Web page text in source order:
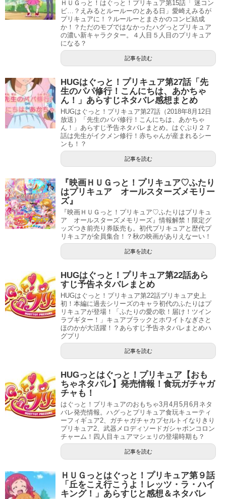
ＨＵＧっと！はぐっと！プリキュア第15話「 迷コン
ビ…？えみるとルールーのとある日」愛崎えみるが
プリキュアに！？ルールーとまさかのコンビ結成
か！？ただのモブではなかったハグっとプリキュア
の濃い新キャラクター。４人目５人目のプリキュア
になる？
記事を読む
HUGはぐっと！プリキュア第27話「先
生のパパ修行！こんにちは、あかちゃ
ん！」あらすじネタバレ感想まとめ
HUGはぐっと！プリキュア第27話（2018年8月12日
放送）「先生のパパ修行！こんにちは、あかちゃ
ん！」あらすじ予告ネタバレまとめ。はぐぷり２７
話は先生がイクメン修行！赤ちゃんが産まれるシー
ンも！？
記事を読む
『映画ＨＵＧっと！プリキュア♡ふたり
はプリキュア オールスターズメモリー
ズ』
『映画ＨＵＧっと！プリキュア♡ふたりはプリキュ
ア オールスターズメモリーズ』情報解禁！限定グ
ッズつき前売り券販売も。初代プリキュアと歴代プ
リキュアが全員集合！？秋の映画がありえなーい！
記事を読む
HUGはぐっと！プリキュア第22話あら
すじ予告ネタバレまとめ
HUGはぐっと！プリキュア第22話プリキュア史上
初！本編に過去シリーズのキャラ初代のふたりはプ
リキュアが登場！「ふたりの愛の歌！届け！ツイン
ラブギター！」キュアブラックとホワイトなぎさと
ほのかが大活躍！？あらすじ予告ネタバレまとめハ
グプリ
記事を読む
HUGっとはぐっと！プリキュア【おも
ちゃネタバレ】発売情報！食玩ガチャガ
チャも！
はぐっと！プリキュアのおもちゃ3月4月5月6月ネタ
バレ発売情報。ハグっとプリキュア食玩キューティ
ーフィギュア2、ガチャガチャカプセルトイなりきり
プリキュア2、武器メロディソードガシャポンコロン
チャーム！四人目キュアマシェリの登場時期も？
記事を読む
ＨＵＧっとはぐっと！プリキュア第９話
「丘をこえ行こうよ！レッツ・ラ・ハイ
キング！」あらすじと感想＆ネタバレ